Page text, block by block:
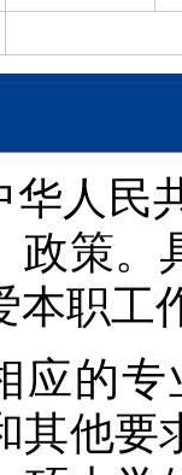
华人
政策。
本职工
应的
其他要